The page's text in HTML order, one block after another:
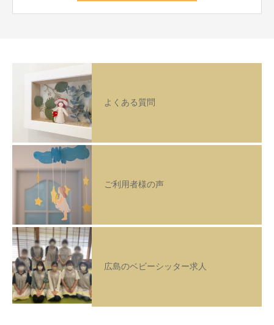
よくある質問
ご利用者様の声
広島のベビーシッター求人